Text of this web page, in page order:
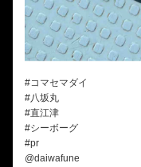
#コマセマダイ
#八坂丸
#直江津
#シーボーグ
#pr
@daiwafune